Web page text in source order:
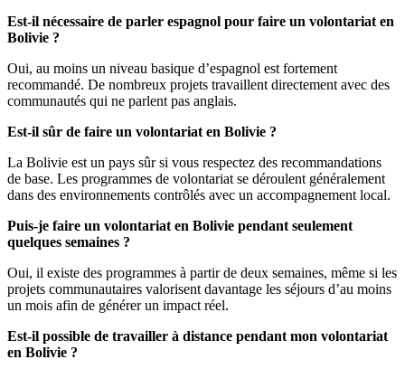
Est-il nécessaire de parler espagnol pour faire un volontariat en
Bolivie ?
Oui, au moins un niveau basique d’espagnol est fortement
recommandé. De nombreux projets travaillent directement avec des
communautés qui ne parlent pas anglais.
Est-il sûr de faire un volontariat en Bolivie ?
La Bolivie est un pays sûr si vous respectez des recommandations
de base. Les programmes de volontariat se déroulent généralement
dans des environnements contrôlés avec un accompagnement local.
Puis-je faire un volontariat en Bolivie pendant seulement
quelques semaines ?
Oui, il existe des programmes à partir de deux semaines, même si les
projets communautaires valorisent davantage les séjours d’au moins
un mois afin de générer un impact réel.
Est-il possible de travailler à distance pendant mon volontariat
en Bolivie ?